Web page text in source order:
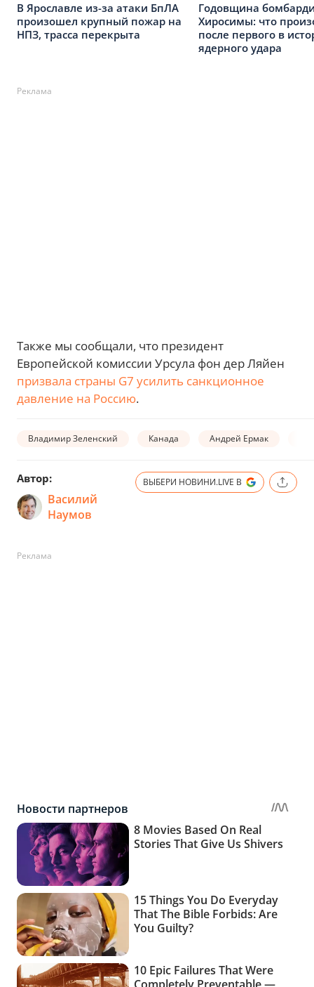
В Ярославле из-за атаки БпЛА
произошел крупный пожар на
НПЗ, трасса перекрыта
Годовщина
Хиросимы: что
после первого в
ядерного удара
Реклама
Также мы сообщали, что президент
Европейской комиссии Урсула фон дер Ляйен
призвала страны G7 усилить санкционное
давление на Россию.
Владимир Зеленский Канада Андрей Ермак
Автор:
Василий
Наумов
ВЫБЕРИ НОВИНИ.LIVE В
Реклама